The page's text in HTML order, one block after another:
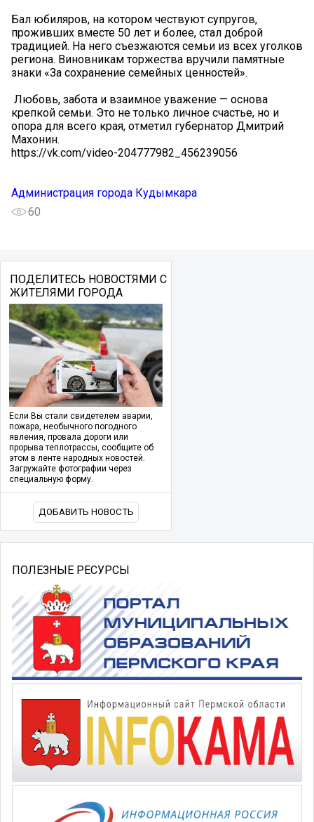
Бал юбиляров, на котором чествуют супругов,
проживших вместе 50 лет и более, стал доброй
традицией. На него съезжаются семьи из всех уголков
региона. Виновникам торжества вручили памятные
знаки «За сохранение семейных ценностей».
️ Любовь, забота и взаимное уважение — основа
крепкой семьи. Это не только личное счастье, но и
опора для всего края, отметил губернатор Дмитрий
Махонин.
https://vk.com/video-204777982_456239056
Администрация города Кудымкара
60
ПОДЕЛИТЕСЬ НОВОСТЯМИ С
ЖИТЕЛЯМИ ГОРОДА
Если Вы стали свидетелем аварии,
пожара, необычного погодного
явления, провала дороги или
прорыва теплотрассы, сообщите об
этом в ленте народных новостей.
Загружайте фотографии через
специальную форму.
ДОБАВИТЬ НОВОСТЬ
ПОЛЕЗНЫЕ РЕСУРСЫ